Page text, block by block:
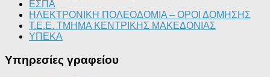
ΕΣΠΑ
ΗΛΕΚΤΡΟΝΙΚΗ ΠΟΛΕΟΔΟΜΙΑ – ΟΡΟΙ ΔΟΜΗΣΗΣ
Τ.Ε.Ε. ΤΜΗΜΑ ΚΕΝΤΡΙΚΗΣ ΜΑΚΕΔΟΝΙΑΣ
ΥΠΕΚΑ
Υπηρεσίες γραφείου